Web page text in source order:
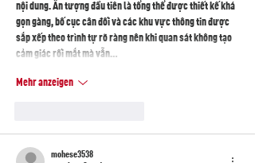
nội dung. Ấn tượng đầu tiên là tổng thể được thiết kế khá
gọn gàng, bố cục cân đối và các khu vực thông tin được
sắp xếp theo trình tự rõ ràng nên khi quan sát không tạo
cảm giác rối mắt mà vẫn…
Mehr anzeigen
mohese3538